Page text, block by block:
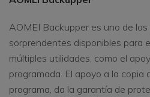
AOMEI Backupper es uno de
sorprendentes disponibles para
múltiples utilidades, como el
programada. El apoyo a la copia
programa, da la garantía de